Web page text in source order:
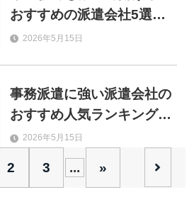
おすすめの派遣会社5選と
失敗しない選び方を解説
2026年5月15日
事務派遣に強い派遣会社の
おすすめ人気ランキング15
選！求人数・研修・福利厚
生で徹底比較
2026年5月15日
2 3 ... »